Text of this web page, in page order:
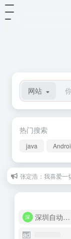
网站
热门搜索
java
张定浩：我喜爱一
沈从文：时间 (07/
深圳自动化商城